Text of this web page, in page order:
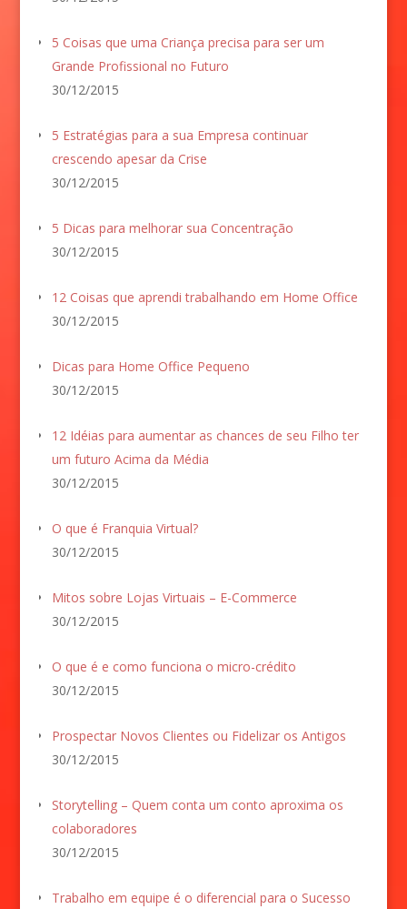
5 Coisas que uma Criança precisa para ser um
Grande Profissional no Futuro
30/12/2015
5 Estratégias para a sua Empresa continuar
crescendo apesar da Crise
30/12/2015
5 Dicas para melhorar sua Concentração
30/12/2015
12 Coisas que aprendi trabalhando em Home Office
30/12/2015
Dicas para Home Office Pequeno
30/12/2015
12 Idéias para aumentar as chances de seu Filho ter
um futuro Acima da Média
30/12/2015
O que é Franquia Virtual?
30/12/2015
Mitos sobre Lojas Virtuais – E-Commerce
30/12/2015
O que é e como funciona o micro-crédito
30/12/2015
Prospectar Novos Clientes ou Fidelizar os Antigos
30/12/2015
Storytelling – Quem conta um conto aproxima os
colaboradores
30/12/2015
Trabalho em equipe é o diferencial para o Sucesso